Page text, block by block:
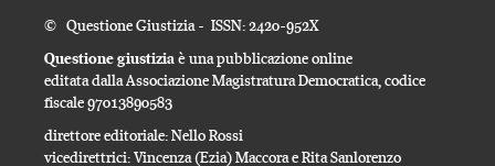
© Questione Giustizia - ISSN: 2420-952X
Questione giustiziaè una pubblicazione online
editata dalla Associazione Magistratura Democratica, codice
fiscale 97013890583
direttore editoriale: Nello Rossi
vicedirettrici: Vincenza (Ezia) Maccora e Rita Sanlorenzo